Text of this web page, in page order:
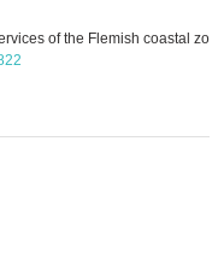
of the Flemish coastal